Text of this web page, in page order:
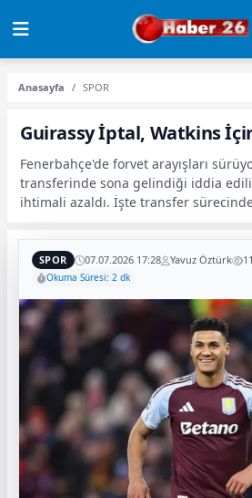
Anasayfa SPOR
Guirassy İptal, Watkins
Fenerbahçe'de forvet arayışları
transferinde sona gelindiği iddia
ihtimali azaldı. İşte transfer
SPOR 07.07.2026 17:28 Yavuz Öztürk
Okuma Süresi: 2 dk